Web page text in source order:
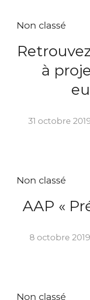
Non classé
à
31 octobre
Non classé
AAP «
8 octobre 2019
Non classé